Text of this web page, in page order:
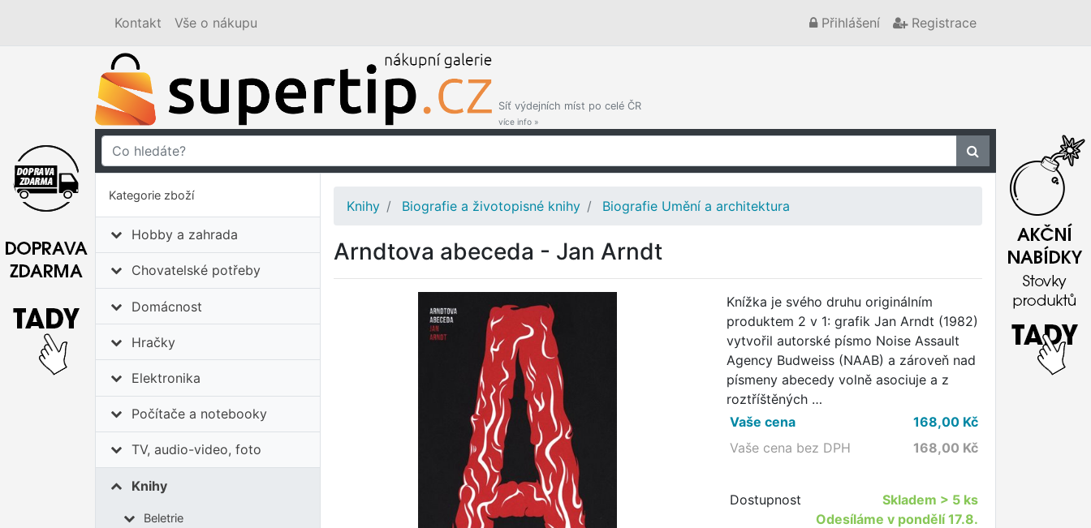
Kontakt Vše o nákupu Přihlášení Registrace
Síť výdejních míst po celé ČR
více info »
Kategorie zboží
Hobby a zahrada
Chovatelské potřeby
Domácnost
Hračky
Elektronika
Počítače a notebooky
TV, audio-video, foto
Knihy
Beletrie
Knihy Biografie a životopisné knihy Biografie Umění a architektura
Arndtova abeceda - Jan Arndt
Knížka je svého druhu originálním
produktem 2 v 1: grafik Jan Arndt (1982)
vytvořil autorské písmo Noise Assault
Agency Budweiss (NAAB) a zároveň nad
písmeny abecedy volně asociuje a z
roztříštěných …
Vaše cena
168,00Kč
Vaše cena bez DPH
168,00 Kč
Dostupnost Skladem > 5 ks
Odesíláme v pondělí 17.8.